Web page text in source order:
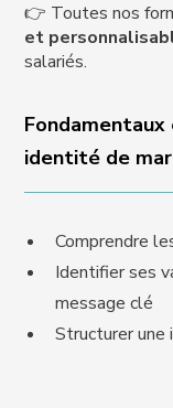
👉 Toutes nos
et
salariés.
identité de
Comprendre
Identifier ses
message clé
Structurer une